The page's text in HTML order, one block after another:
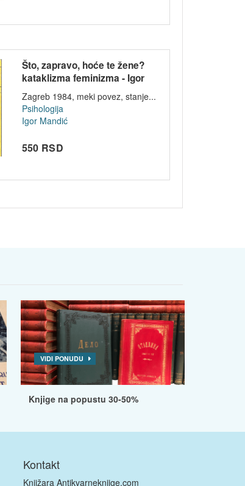
Što, zapravo, hoće te žene?
kataklizma feminizma - Igor
Mand...
Zagreb 1984, meki povez, stanje...
Psihologija
Igor Mandić
550 RSD
VIDI PONUDU
Knjige na popustu 30-50%
Kontakt
Knjižara Antikvarneknjige.com